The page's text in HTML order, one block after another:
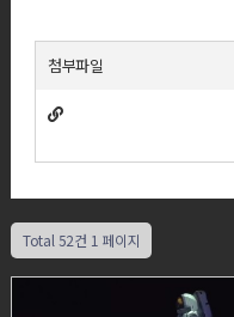
첨부파일
Total 52건 1 페이지